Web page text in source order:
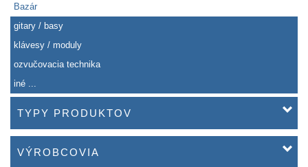
Bazár
gitary / basy
klávesy / moduly
ozvučovacia technika
iné ...
TYPY PRODUKTOV
VÝROBCOVIA